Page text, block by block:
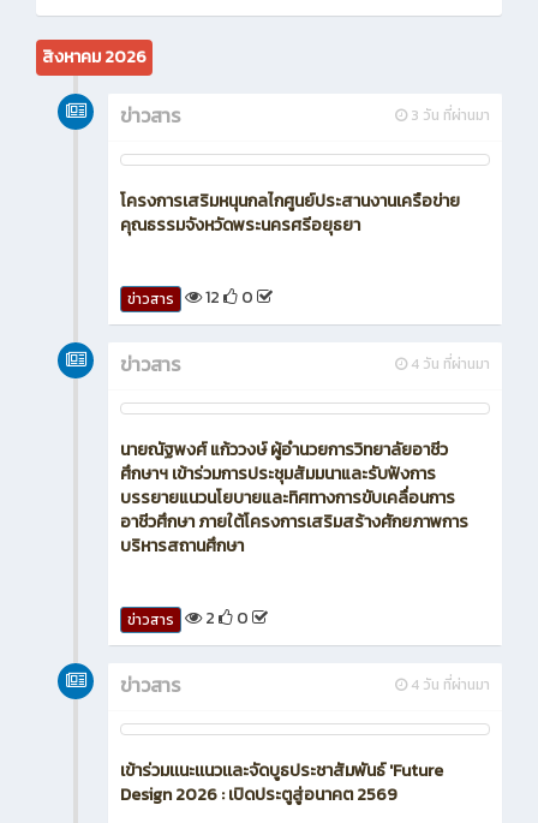
สิงหาคม 2026
3 วัน ที่ผ่านมา
ข่าวสาร
โครงการเสริมหนุนกลไกศูนย์ประสานงานเครือข่าย
คุณธรรมจังหวัดพระนครศรีอยุธยา
ข่าวสาร 12 0
4 วัน ที่ผ่านมา
ข่าวสาร
นายณัฐพงศ์ แก้ววงษ์ ผู้อำนวยการวิทยาลัยอาชีว
ศึกษาฯ เข้าร่วมการประชุมสัมมนาและรับฟังการ
บรรยายแนวนโยบายและทิศทางการขับเคลื่อนการ
อาชีวศึกษา ภายใต้โครงการเสริมสร้างศักยภาพการ
บริหารสถานศึกษา
ข่าวสาร 2 0
4 วัน ที่ผ่านมา
ข่าวสาร
เข้าร่วมเเนะเเนวเเละจัดบูธประชาสัมพันธ์ 'Future
Design 2026 : เปิดประตูสู่อนาคต 2569